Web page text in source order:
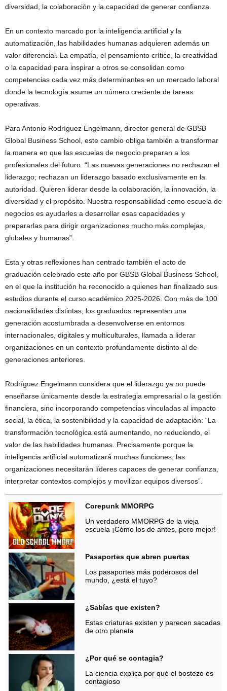
diversidad, la colaboración y la capacidad de generar confianza.
En un contexto marcado por la inteligencia artificial y la
automatización, las habilidades humanas adquieren además un
valor diferencial. La empatía, el pensamiento crítico, la creatividad
o la capacidad para inspirar a otros se consolidan como
competencias cada vez más determinantes en un mercado laboral
donde la tecnología asume un número creciente de tareas
operativas.
Para Antonio Rodríguez Engelmann, director general de GBSB
Global Business School, este cambio obliga también a transformar
la manera en que las escuelas de negocio preparan a los
profesionales del futuro: “Las nuevas generaciones no rechazan el
liderazgo; rechazan un liderazgo basado exclusivamente en la
autoridad. Quieren liderar desde la colaboración, la innovación, la
diversidad y el propósito. Nuestra responsabilidad como escuela de
negocios es ayudarles a desarrollar esas capacidades y
prepararlas para dirigir organizaciones mucho más complejas,
globales y humanas”.
Esta y otras reflexiones han centrado también el acto de
graduación celebrado este año por GBSB Global Business School,
en el que la institución ha reconocido a quienes han finalizado sus
estudios durante el curso académico 2025-2026. Con más de 100
nacionalidades distintas, los graduados representan una
generación acostumbrada a desenvolverse en entornos
internacionales, digitales y multiculturales, llamada a liderar
organizaciones en un contexto profundamente distinto al de
generaciones anteriores.
Rodríguez Engelmann considera que el liderazgo ya no puede
enseñarse únicamente desde la estrategia empresarial o la gestión
financiera, sino incorporando competencias vinculadas al impacto
social, la ética, la sostenibilidad y la capacidad de adaptación: “La
transformación tecnológica está aumentando, no reduciendo, el
valor de las habilidades humanas. Precisamente porque la
inteligencia artificial automatizará muchas funciones, las
organizaciones necesitarán líderes capaces de generar confianza,
interpretar contextos complejos y movilizar equipos diversos”.
Corepunk MMORPG
Un verdadero MMORPG de la vieja
escuela ¡Cómo los de antes, pero mejor!
Pasaportes que abren puertas
Los pasaportes más poderosos del
mundo, ¿está el tuyo?
¿Sabías que existen?
Estas criaturas existen y parecen sacadas
de otro planeta
¿Por qué se contagia?
La ciencia explica por qué el bostezo es
contagioso